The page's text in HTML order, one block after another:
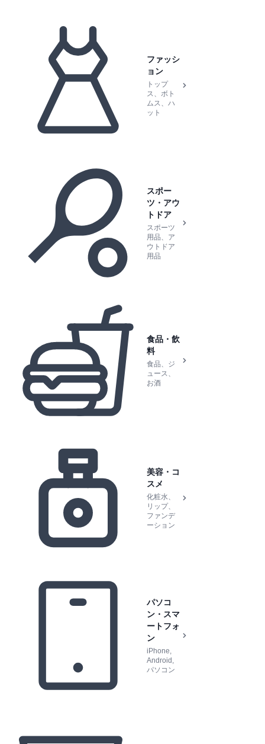
ファッシ
ョン
トップ
ス、ボト
ムス、ハ
ット
スポー
ツ・アウ
トドア
スポーツ
用品、ア
ウトドア
用品
食品・飲
料
食品、ジ
ュース、
お酒
美容・コ
スメ
化粧水、
リップ、
ファンデ
ーション
パソコ
ン・スマ
ートフォ
ン
iPhone,
Android,
パソコン